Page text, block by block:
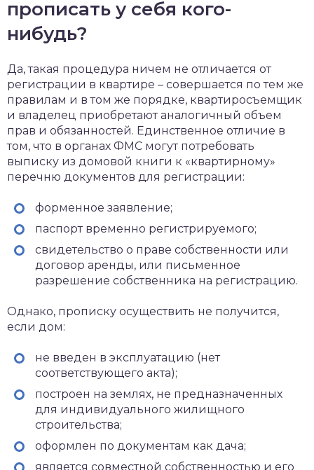
прописать у себя кого-
нибудь?
Да, такая процедура ничем не отличается от
регистрации в квартире – совершается по тем же
правилам и в том же порядке, квартиросъемщик
и владелец приобретают аналогичный объем
прав и обязанностей. Единственное отличие в
том, что в органах ФМС могут потребовать
выписку из домовой книги к «квартирному»
перечню документов для регистрации:
форменное заявление;
паспорт временно регистрируемого;
свидетельство о праве собственности или
договор аренды, или письменное
разрешение собственника на регистрацию.
Однако, прописку осуществить не получится,
если дом:
не введен в эксплуатацию (нет
соответствующего акта);
построен на землях, не предназначенных
для индивидуального жилищного
строительства;
оформлен по документам как дача;
является совместной собственностью и его